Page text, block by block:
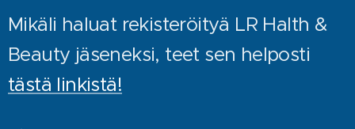
Mikäli haluat rekisteröityä LR Halth &
Beauty jäseneksi, teet sen helposti
tästä linkistä!